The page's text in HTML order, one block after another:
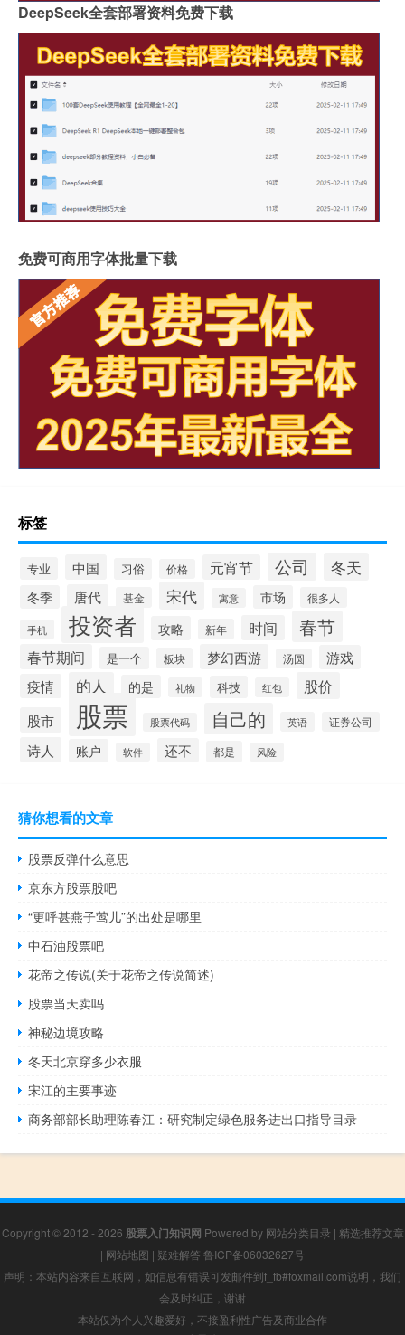
DeepSeek全套部署资料免费下载
免费可商用字体批量下载
标签
专业 中国 习俗 价格 元宵节 公司 冬天
冬季 唐代 基金 宋代 寓意 市场 很多人
手机 投资者 攻略 新年 时间 春节
春节期间 是一个 板块 梦幻西游 汤圆
游戏
疫情
的人 的是 礼物 科技 红包 股价
股市 股票 股票代码 自己的 英语 证券公司
诗人 账户 软件 还不 都是 风险
猜你想看的文章
股票反弹什么意思
京东方股票股吧
“更呼甚燕子莺儿”的出处是哪里
中石油股票吧
花帝之传说(关于花帝之传说简述)
股票当天卖吗
神秘边境攻略
冬天北京穿多少衣服
宋江的主要事迹
商务部部长助理陈春江：研究制定绿色服务进出口指导目录
Copyright © 2012 - 2026 股票入门知识网 Powered by 网站分类目录 | 精选推荐文章
| 网站地图 | 疑难解答 鲁ICP备06032627号
声明：本站内容来自互联网，如信息有错误可发邮件到f_fb#foxmail.com说明，我们
会及时纠正，谢谢
本站仅为个人兴趣爱好，不接盈利性广告及商业合作